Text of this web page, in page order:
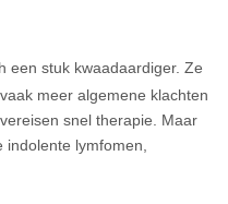
een stuk kwaadaardiger. Ze
meer algemene klachten
snel therapie. Maar
lymfomen,